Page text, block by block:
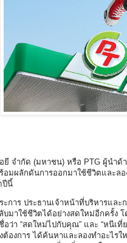
ยี จำกัด (มหาชน) หรือ PTG ผู้นำด้
มผลักดันการออกมาใช้ชีวิตและล
ปีนี้
การ ประธานเจ้าหน้าที่บริหารแล
มาใช้ชีวิตได้อย่างสดใหม่อีกครั้ง
อว่า “สดใหม่ไปกับคุณ” และ “หนีเ
ต้องการ ได้ค้นหาและลองทำอะไร